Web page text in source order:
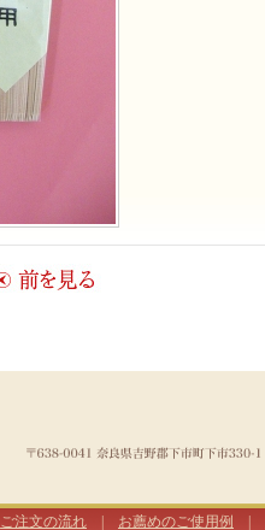
ご注文の流れ お薦めのご使用例